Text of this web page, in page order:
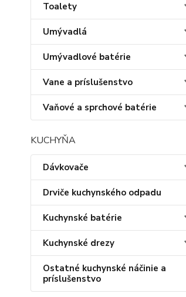
Toalety
Umývadlá
Umývadlové batérie
Vane a príslušenstvo
Vaňové a sprchové batérie
KUCHYŇA
Dávkovače
Drviče kuchynského odpadu
Kuchynské batérie
Kuchynské drezy
Ostatné kuchynské náčinie a
príslušenstvo